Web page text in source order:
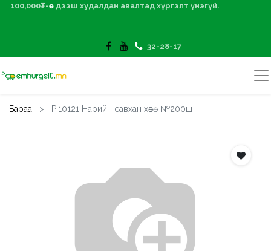
100,000₮-өөс дээш худалдан авалтад хүргэлт үнэгүй.
32-28-17
Бараа Pi10121 Нарийн савхан хөвөн №200ш